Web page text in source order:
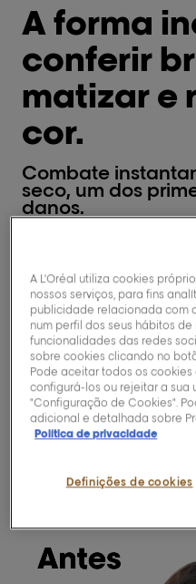
A forma
conferir
matizar e
cor.
Combate
seco, um dos
danos.
• Preserva a
• Fortalece o cabelo
3x menos quebra***.
• Personalização
reveladores.
**Teste instrumental em cabelos
***Teste instrumental em cabelos
A L'Oréal utiliza cookies
nossos serviços, para fins
publicidade relacionada com
num perfil dos seus hábitos
funcionalidades das redes
sobre cookies clicando no
Pode aceitar todos os
configurá-los ou rejeitar a
"Configuração de Cookies".
adicional e detalhada sobre
Política de privacidade
Definições de cookies